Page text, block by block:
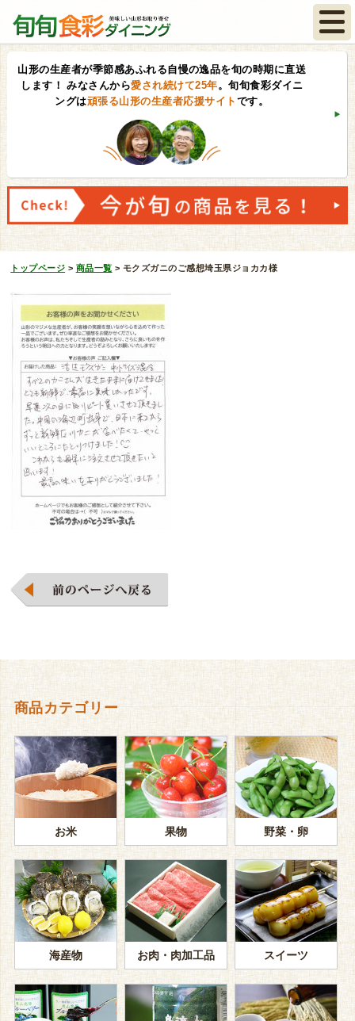
山形の生産者が季節感あふれる自慢の逸品を旬の時期に直送
します！ みなさんから愛され続けて25年。旬旬食彩ダイニ
ングは頑張る山形の生産者応援サイト です。
トップページ > 商品一覧 > モクズガニのご感想埼玉県ジョカカ様
商品カテゴリー
お米 果物 野菜・卵
海産物 お肉・肉加工品 スイーツ